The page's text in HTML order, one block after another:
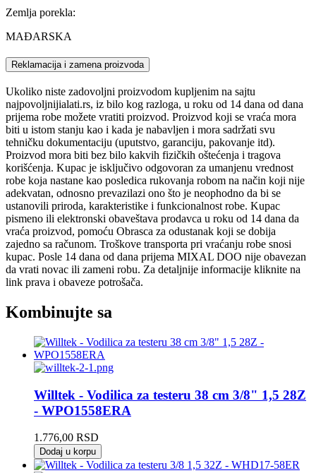
Zemlja porekla:
MAĐARSKA
Reklamacija i zamena proizvoda
Ukoliko niste zadovoljni proizvodom kupljenim na sajtu
najpovoljnijialati.rs, iz bilo kog razloga, u roku od 14 dana od dana
prijema robe možete vratiti proizvod. Proizvod koji se vraća mora
biti u istom stanju kao i kada je nabavljen i mora sadržati svu
tehničku dokumentaciju (uputstvo, garanciju, pakovanje itd).
Proizvod mora biti bez bilo kakvih fizičkih oštećenja i tragova
korišćenja. Kupac je isključivo odgovoran za umanjenu vrednost
robe koja nastane kao posledica rukovanja robom na način koji nije
adekvatan, odnosno prevazilazi ono što je neophodno da bi se
ustanovili priroda, karakteristike i funkcionalnost robe. Kupac
pismeno ili elektronski obaveštava prodavca u roku od 14 dana da
vraća proizvod, pomoću Obrasca za odustanak koji se dobija
zajedno sa računom. Troškove transporta pri vraćanju robe snosi
kupac. Posle 14 dana od dana prijema MIXAL DOO nije obavezan
da vrati novac ili zameni robu. Za detaljnije informacije kliknite na
link prava i obaveze potrošača.
Kombinujte sa
Willtek - Vodilica za testeru 38 cm 3/8" 1,5 28Z
- WPO1558ERA
1.776,00 RSD
Dodaj u korpu